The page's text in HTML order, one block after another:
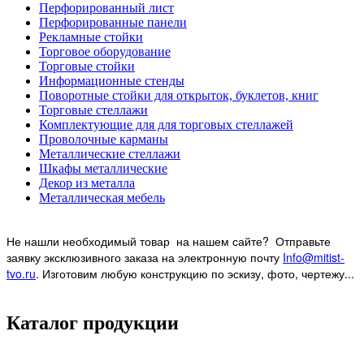
Перфорированный лист
Перфорированные панели
Рекламные стойки
Торговое оборудование
Торговые стойки
Информационные стенды
Поворотные стойки для открыток, буклетов, книг
Торговые стеллажи
Комплектующие для для торговых стеллажей
Проволочные карманы
Металлические стеллажи
Шкафы металлические
Декор из металла
Металлическая мебель
Не нашли необходимый товар на нашем сайте? Отправьте
заявку эксклюзивного заказа на электронную почту Info@mitist-
tvo.ru. Изготовим любую конструкцию по эскизу, фото, чертежу...
Каталог продукции